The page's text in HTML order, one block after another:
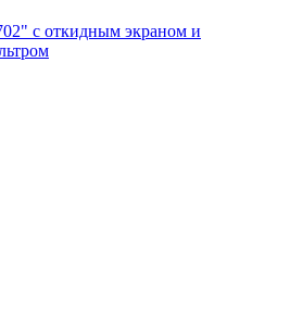
с откидным экраном и